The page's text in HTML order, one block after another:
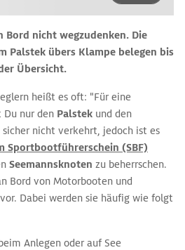
Bord nicht wegzudenken. Die
Palstek übers Klampe belegen bis
Übersicht.
heißt es oft: "Für eine
Du nur den Palstek und den
sicher nicht verkehrt, jedoch ist es
Sportbootführerschein (SBF)
Seemannsknoten zu beherrschen.
Bord von Motorbooten und
Dabei werden sie häufig wie folgt
Anlegen oder auf See